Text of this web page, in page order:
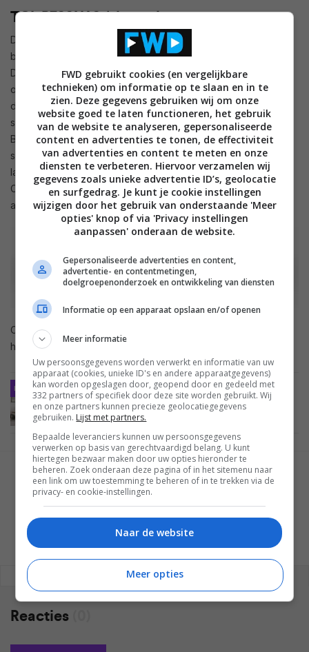
TCL P733W 3.1-kanaals soundbar
De P733W soundbar komt met een draadloze sub woofer en
biedt ondersteuning voorDTS Virtual:X
Dankzij AI-IN kunnen gebruikers het geluid ook aanpassen en
optimaliseren, voor in de kamer of een andere omgeving,
door de geluidspositie aan te passen en te kalibreren. De
soundbar is voorzien van een Bass Boost-functie en
Bluetooth 5.2 + Sound Sync (TCL TV) waarmee deze
soundbar draadloos op de tv worden aangesloten met een
lage latency. Bovendien kun je dankzij Bluetooth Multi-
Connection twee verschillende slimme apparaten tegelijk
aansluiten en snel tussen apparaten schakelen.
Over de prijs en beschikbaarheid van de nieuwe soundbars
heeft TCL nog niets bekendgemaakt.
LEES OOK
NIEUWS BEELD LCD LED TV'S 12 APRIL 2022
TCL lanceert nieuwe C-serie tv’s met QLED en
miniled
GESCHREVEN DOOR
MARTIJN CHEL
Reacties
FWD gebruikt cookies (en vergelijkbare
technieken) om informatie op te slaan en in te
zien. Deze gegevens gebruiken wij om onze
website goed te laten functioneren, het gebruik
van de website te analyseren, gepersonaliseerde
content en advertenties te tonen, de effectiviteit
van advertenties en content te meten en onze
diensten te verbeteren. Hiervoor verzamelen wij
gegevens zoals unieke advertentie ID’s, geolocatie
en surfgedrag. Je kunt je cookie instellingen
wijzigen door het gebruik van onderstaande 'Meer
opties' knop of via 'Privacy instellingen
aanpassen' onderaan de website.
Gepersonaliseerde advertenties en content,
advertentie- en contentmetingen,
doelgroepenonderzoek en ontwikkeling van diensten
Informatie op een apparaat opslaan en/of openen
Meer informatie
Uw persoonsgegevens worden verwerkt en informatie van uw
apparaat (cookies, unieke ID's en andere apparaatgegevens)
kan worden opgeslagen door, geopend door en gedeeld met
332 partners of specifiek door deze site worden gebruikt. Wij
en onze partners kunnen precieze geolocatiegegevens
gebruiken. Lijst met partners.
Bepaalde leveranciers kunnen uw persoonsgegevens
verwerken op basis van gerechtvaardigd belang. U kunt
hiertegen bezwaar maken door uw opties hieronder te
beheren. Zoek onderaan deze pagina of in het sitemenu naar
een link om uw toestemming te beheren of in te trekken via de
privacy- en cookie-instellingen.
Naar de website
Meer opties